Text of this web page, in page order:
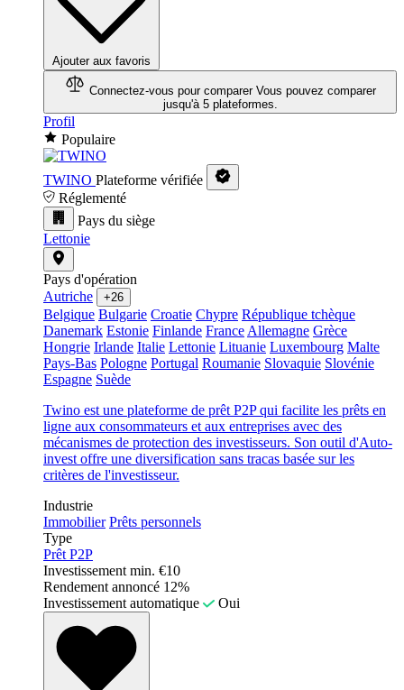
Ajouter aux favoris
Connectez-vous pour comparer Vous pouvez comparer
jusqu'à 5 plateformes.
Profil
Populaire
TWINO Plateforme vérifiée
Réglementé
Pays du siège
Lettonie
Pays d'opération
Autriche
+26
Belgique Bulgarie Croatie Chypre République tchèque
Danemark Estonie Finlande France Allemagne Grèce
Hongrie Irlande Italie Lettonie Lituanie Luxembourg Malte
Pays-Bas Pologne Portugal Roumanie Slovaquie Slovénie
Espagne Suède
Twino est une plateforme de prêt P2P qui facilite les prêts en
ligne aux consommateurs et aux entreprises avec des
mécanismes de protection des investisseurs. Son outil d'Auto-
invest offre une diversification sans tracas basée sur les
critères de l'investisseur.
Industrie
Immobilier Prêts personnels
Type
Prêt P2P
Investissement min. €10
Rendement annoncé 12%
Investissement automatique
Oui